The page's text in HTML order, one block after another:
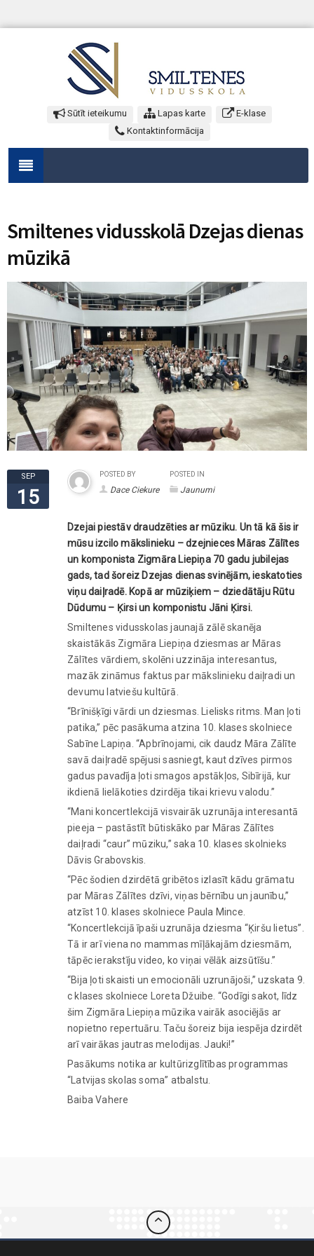
Sūtīt ieteikumu Lapas karte
E-klase
Kontaktinformācija
Smiltenes vidusskolā Dzejas dienas
mūzikā
SEP
15
POSTED BY
Dace Ciekure
POSTED IN
Jaunumi
Dzejai piestāv draudzēties ar mūziku. Un tā kā šis ir
mūsu izcilo mākslinieku – dzejnieces Māras Zālītes
un komponista Zigmāra Liepiņa 70 gadu jubilejas
gads, tad šoreiz Dzejas dienas svinējām, ieskatoties
viņu daiļradē. Kopā ar mūziķiem – dziedātāju Rūtu
Dūdumu – Ķirsi un komponistu Jāni Ķirsi.
Smiltenes vidusskolas jaunajā zālē skanēja
skaistākās Zigmāra Liepiņa dziesmas ar Māras
Zālītes vārdiem, skolēni uzzināja interesantus,
mazāk zināmus faktus par mākslinieku daiļradi un
devumu latviešu kultūrā.
“Brīnišķīgi vārdi un dziesmas. Lielisks ritms. Man ļoti
patika,” pēc pasākuma atzina 10. klases skolniece
Sabīne Lapiņa. “Apbrīnojami, cik daudz Māra Zālīte
savā daiļradē spējusi sasniegt, kaut dzīves pirmos
gadus pavadīja ļoti smagos apstākļos, Sibīrijā, kur
ikdienā lielākoties dzirdēja tikai krievu valodu.”
“Mani koncertlekcijā visvairāk uzrunāja interesantā
pieeja – pastāstīt būtiskāko par Māras Zālītes
daiļradi “caur” mūziku,” saka 10. klases skolnieks
Dāvis Grabovskis.
“Pēc šodien dzirdētā gribētos izlasīt kādu grāmatu
par Māras Zālītes dzīvi, viņas bērnību un jaunību,”
atzīst 10. klases skolniece Paula Mince.
“Koncertlekcijā īpaši uzrunāja dziesma “Ķiršu lietus”.
Tā ir arī viena no mammas mīļākajām dziesmām,
tāpēc ierakstīju video, ko viņai vēlāk aizsūtīšu.”
“Bija ļoti skaisti un emocionāli uzrunājoši,” uzskata 9.
c klases skolniece Loreta Džuibe. “Godīgi sakot, līdz
šim Zigmāra Liepiņa mūzika vairāk asociējās ar
nopietno repertuāru. Taču šoreiz bija iespēja dzirdēt
arī vairākas jautras melodijas. Jauki!”
Pasākums notika ar kultūrizglītības programmas
“Latvijas skolas soma” atbalstu.
Baiba Vahere